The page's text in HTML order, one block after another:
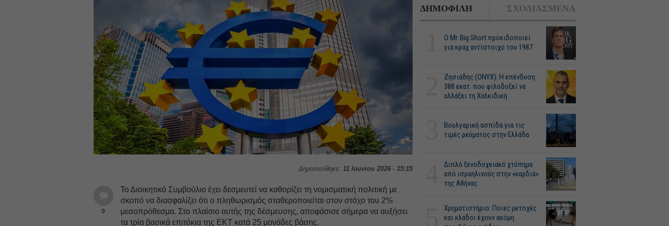
Δημοσιεύθηκε: 11 Ιουνίου 2026 - 15:15
0
Το Διοικητικό Συμβούλιο έχει δεσμευτεί να καθορίζει τη νομισματική πολιτική με
σκοπό να διασφαλίζει ότι ο πληθωρισμός σταθεροποιείται στον στόχο του 2%
μεσοπρόθεσμα. Στο πλαίσιο αυτής της δέσμευσης, αποφάσισε σήμερα να αυξήσει
τα τρία βασικά επιτόκια της ΕΚΤ κατά 25 μονάδες βάσης.
ΔΗΜΟΦΙΛΗ ΣΧΟΛΙΑΣΜΕΝΑ
O Mr. Big Short προειδοποιεί
για κραχ αντίστοιχο του 1987
Ζησιάδης (ONYX): Η επένδυση
388 εκατ. που φιλοδοξεί να
αλλάξει τη Χαλκιδική
Βουλγαρική ασπίδα για τις
τιμές ρεύματος στην Ελλάδα
Διπλό ξενοδοχειακό χτύπημα
από ισραηλινούς στην «καρδιά»
της Αθήνας
Χρηματιστήριο: Ποιες μετοχές
και κλάδοι έχουν ακόμη